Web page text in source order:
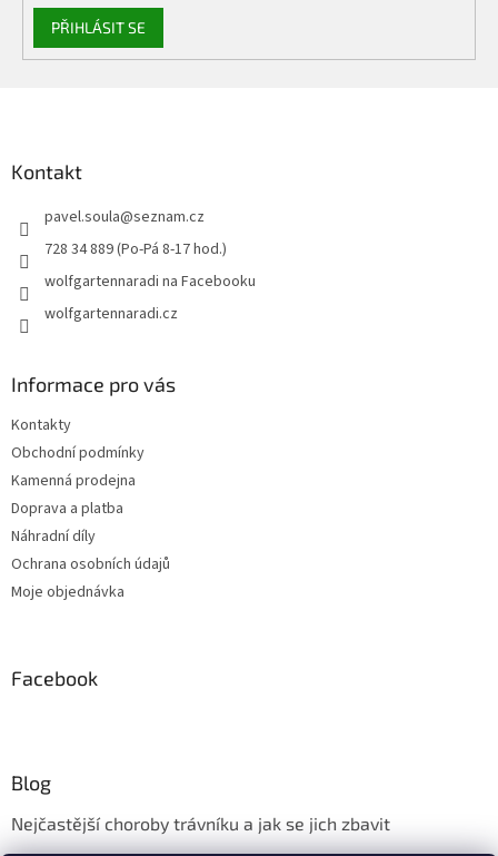
PŘIHLÁSIT SE
Kontakt
pavel.soula@seznam.cz
728 34 889 (Po-Pá 8-17 hod.)
wolfgartennaradi na Facebooku
wolfgartennaradi.cz
Informace pro vás
Kontakty
Obchodní podmínky
Kamenná prodejna
Doprava a platba
Náhradní díly
Ochrana osobních údajů
Moje objednávka
Facebook
Blog
Nejčastější choroby trávníku a jak se jich zbavit